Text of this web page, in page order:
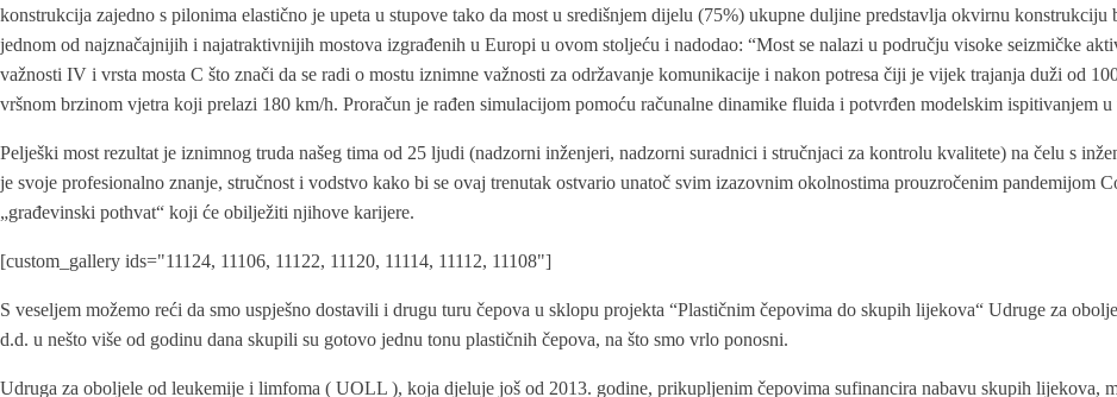
konstrukcija zajedno s pilonima elastično je upeta u stupove tako da most u središnjem dijelu (75%) ukupne duljine predstavlja okvirnu
jednom od najznačajnijih i najatraktivnijih mostova izgrađenih u Europi u ovom stoljeću i nadodao: “Most se nalazi u području visoke seizmičke
važnosti IV i vrsta mosta C što znači da se radi o mostu iznimne važnosti za održavanje komunikacije i nakon potresa čiji je vijek trajanja duži od
vršnom brzinom vjetra koji prelazi 180 km/h. Proračun je rađen simulacijom pomoću računalne dinamike fluida i potvrđen modelskim ispitivanjem
Pelješki most rezultat je iznimnog truda našeg tima od 25 ljudi (nadzorni inženjeri, nadzorni suradnici i stručnjaci za kontrolu kvalitete) na čelu s
je svoje profesionalno znanje, stručnost i vodstvo kako bi se ovaj trenutak ostvario unatoč svim izazovnim okolnostima prouzročenim pandemijom
„građevinski pothvat“ koji će obilježiti njihove karijere.
[custom_gallery ids="11124, 11106, 11122, 11120, 11114, 11112, 11108"]
S veseljem možemo reći da smo uspješno dostavili i drugu turu čepova u sklopu projekta “Plastičnim čepovima do skupih lijekova“ Udruge za
d.d. u nešto više od godinu dana skupili su gotovo jednu tonu plastičnih čepova, na što smo vrlo ponosni.
Udruga za oboljele od leukemije i limfoma ( UOLL ), koja djeluje još od 2013. godine, prikupljenim čepovima sufinancira nabavu skupih lijekova,